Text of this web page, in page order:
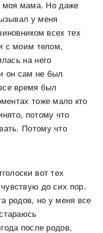
моя мама. Но даже
у меня
всех тех
с моим телом,
на него
он сам не был
время был
тоже мало кто
потому что
Потому что
вот тех
до сих пор.
родов, но у меня все
после родов,